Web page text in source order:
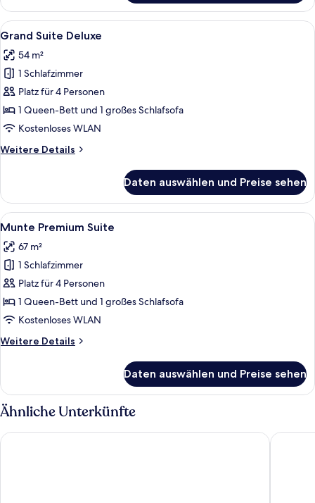
Junior
Suite
Alle
Fotos
für
Grand
Suite
Deluxe
anzeigen
Grand Suite Deluxe | Minibar,
4
Grand Suite Deluxe
54 m²
1 Schlafzimmer
Platz für 4 Personen
1 Queen-Bett und 1 großes Schlafsofa
Kostenloses WLAN
Weitere Details
Weitere
Suite
Deluxe
Daten auswählen und Preise sehen
Alle
Fotos
für
Munte
Premium
Suite
anzeigen
Ein modernes Wohnzimmer mit
8
Munte Premium Suite
67 m²
1 Schlafzimmer
Platz für 4 Personen
1 Queen-Bett und 1 großes Schlafsofa
Kostenloses WLAN
Weitere Details
Weitere
Premium
Suite
Daten auswählen und Preise sehen
Ähnliche Unterkünfte
Radisson Blu Hotel, Bremen